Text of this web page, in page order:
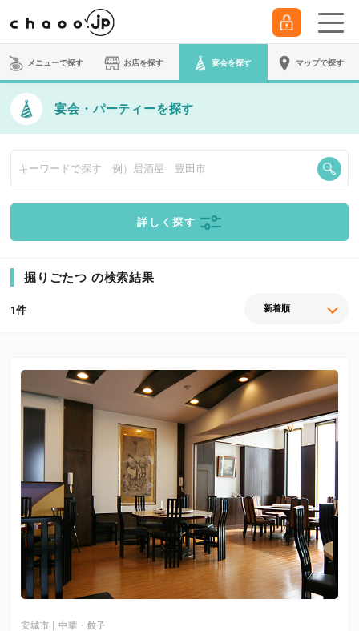
メニューで探す お店を探す 宴会を探す マップで探す
宴会・パーティーを探す
詳しく探す
掘りごたつ の検索結果
1件
安城市｜中華・餃子